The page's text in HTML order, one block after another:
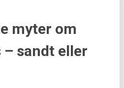
myter om
sandt eller